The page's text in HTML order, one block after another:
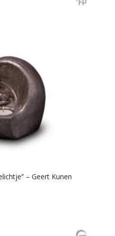
– Geert Kunen